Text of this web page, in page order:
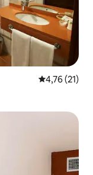
4,76 (21)